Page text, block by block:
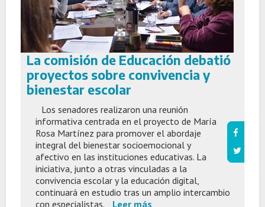
La comisión de Educación debatió
proyectos sobre convivencia y
bienestar escolar
Los senadores realizaron una reunión
informativa centrada en el proyecto de María
Rosa Martínez para promover el abordaje
integral del bienestar socioemocional y
afectivo en las instituciones educativas. La
iniciativa, junto a otras vinculadas a la
convivencia escolar y la educación digital,
continuará en estudio tras un amplio intercambio
con especialistas.
Leer más